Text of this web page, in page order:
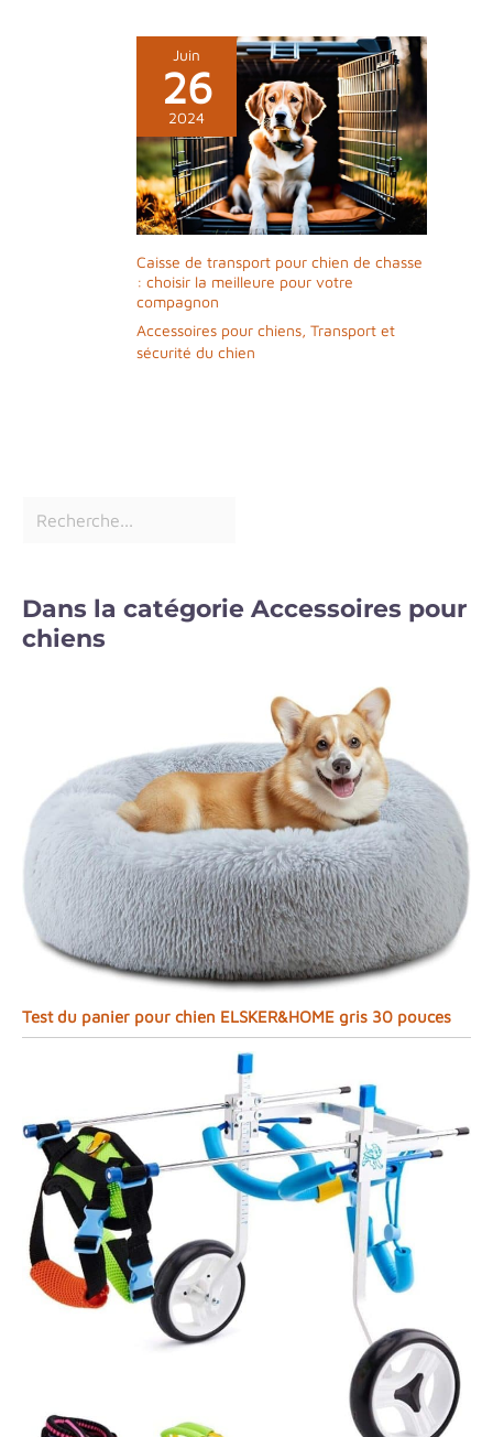
Juin
26
2024
Caisse de transport pour chien de chasse
: choisir la meilleure pour votre
compagnon
Accessoires pour chiens, Transport et
sécurité du chien
Dans la catégorie Accessoires pour
chiens
Test du panier pour chien ELSKER&HOME gris 30 pouces